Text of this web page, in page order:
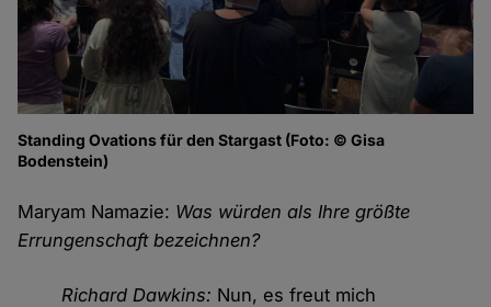
Standing Ovations für den Stargast (Foto: © Gisa
Bodenstein)
Maryam Namazie: Was würden als Ihre größte
Errungenschaft bezeichnen?
Richard Dawkins: Nun, es freut mich